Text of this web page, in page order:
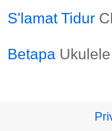
S'lamat Tidur
Betapa Ukulele